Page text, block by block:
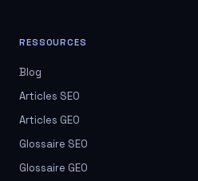
RESSOURCES
Blog
Articles SEO
Articles GEO
Glossaire SEO
Glossaire GEO